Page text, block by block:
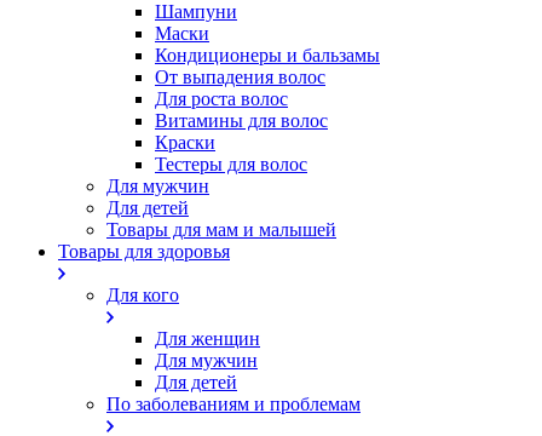
Шампуни
Маски
Кондиционеры и бальзамы
От выпадения волос
Для роста волос
Витамины для волос
Краски
Тестеры для волос
Для мужчин
Для детей
Товары для мам и малышей
Товары для здоровья
Для кого
Для женщин
Для мужчин
Для детей
По заболеваниям и проблемам